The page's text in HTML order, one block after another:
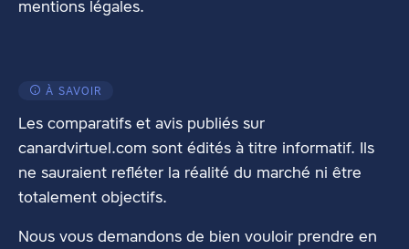
mentions légales.
À SAVOIR
Les comparatifs et avis publiés sur
canardvirtuel.com sont édités à titre informatif. Ils
ne sauraient refléter la réalité du marché ni être
totalement objectifs.
Nous vous demandons de bien vouloir prendre en